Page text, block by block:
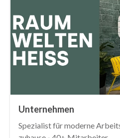
Unternehmen
Spezialist für moderne